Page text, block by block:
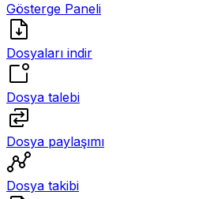
Gösterge Paneli
Dosyaları indir
Dosya talebi
Dosya paylaşımı
Dosya takibi